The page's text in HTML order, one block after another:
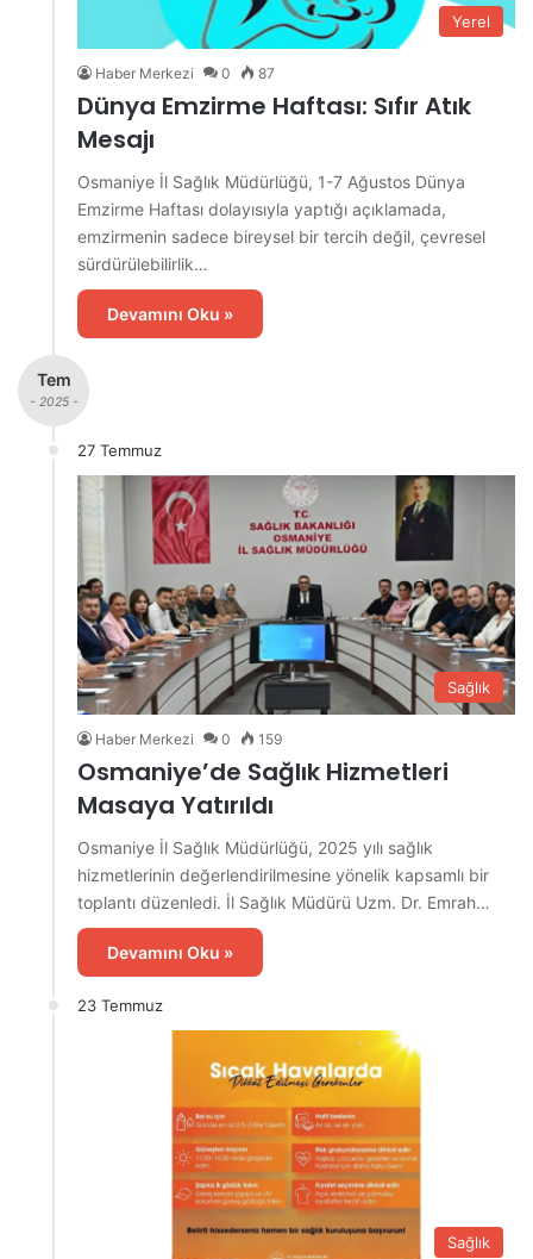
Yerel
Haber Merkezi 0 87
Dünya Emzirme Haftası: Sıfır Atık
Mesajı
Osmaniye İl Sağlık Müdürlüğü, 1-7 Ağustos Dünya
Emzirme Haftası dolayısıyla yaptığı açıklamada,
emzirmenin sadece bireysel bir tercih değil, çevresel
sürdürülebilirlik…
Devamını Oku »
Tem
- 2025 -
27 Temmuz
Sağlık
Haber Merkezi 0 159
Osmaniye’de Sağlık Hizmetleri
Masaya Yatırıldı
Osmaniye İl Sağlık Müdürlüğü, 2025 yılı sağlık
hizmetlerinin değerlendirilmesine yönelik kapsamlı bir
toplantı düzenledi. İl Sağlık Müdürü Uzm. Dr. Emrah…
Devamını Oku »
23 Temmuz
Sağlık